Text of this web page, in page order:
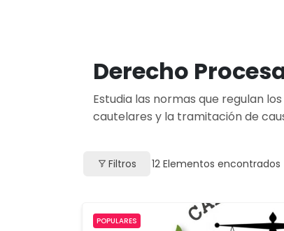
Derecho
Estudia las normas que regulan
cautelares y la tramitación de
Filtros 12 Elementos encontrados
POPULARES